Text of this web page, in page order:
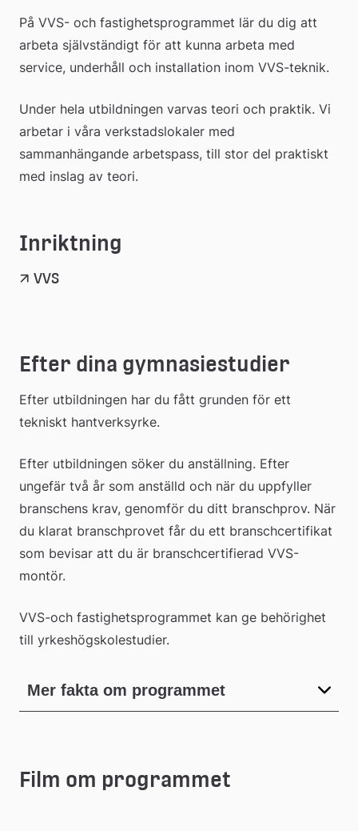
På VVS- och fastighetsprogrammet lär du dig att
arbeta självständigt för att kunna arbeta med
service, underhåll och installation inom VVS-teknik.
Under hela utbildningen varvas teori och praktik. Vi
arbetar i våra verkstadslokaler med
sammanhängande arbetspass, till stor del praktiskt
med inslag av teori.
Inriktning
VVS
Efter dina gymnasiestudier
Efter utbildningen har du fått grunden för ett
tekniskt hantverksyrke.
Efter utbildningen söker du anställning. Efter
ungefär två år som anställd och när du uppfyller
branschens krav, genomför du ditt branschprov. När
du klarat branschprovet får du ett branschcertifikat
som bevisar att du är branschcertifierad VVS-
montör.
VVS-och fastighetsprogrammet kan ge behörighet
till yrkeshögskolestudier.
Mer fakta om programmet
Film om programmet